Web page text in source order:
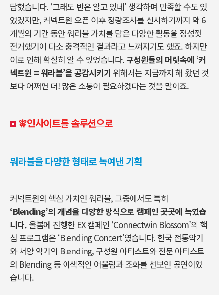
답했습니다. ‘그래도 반은 알고 있네’ 생각하며 만족할 수도 있
었겠지만, 커넥트윈 오픈 이후 정량조사를 실시하기까지 약 6
개월의 기간 동안 워라블 가치를 담은 다양한 활동을 정성껏
전개했기에 다소 충격적인 결과라고 느껴지기도 했죠. 하지만
이로 인해 확실히 알 수 있었습니다. 구성원들의 머릿속에 ‘커
넥트윈 = 워라블’을 공감시키기 위해서는 지금까지 해 왔던 것
보다 어쩌면 더! 많은 소통이 필요하겠다는 것을 말이죠.
🧚‍인사이트를 솔루션으로
워라블을 다양한 형태로 녹여낸 기획
커넥트윈의 핵심 가치인 워라블, 그중에서도 특히
‘Blending’의 개념을 다양한 방식으로 캠페인 곳곳에 녹였습
니다.올봄에 진행한 EX 캠페인 ‘Connectwin Blossom’의 핵
심 프로그램은 ‘Blending Concert’였습니다. 한국 전통악기
와 서양 악기의 Blending, 구성원 아티스트와 전문 아티스트
의 Blending 등 이색적인 어울림과 조화를 선보인 공연이었
습니다.